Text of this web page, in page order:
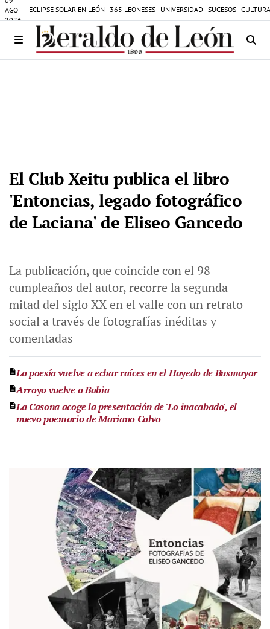
AGO
2026
ECLIPSE SOLAR EN LEÓN 365 LEONESES UNIVERSIDAD SUCESOS
El Club Xeitu publica el libro
'Entoncias, legado fotográfico
de Laciana' de Eliseo Gancedo
La publicación, que coincide con el 98
cumpleaños del autor, recorre la segunda
mitad del siglo XX en el valle con un retrato
social a través de fotografías inéditas y
comentadas
La poesía vuelve a echar raíces en el Hayedo de Busmayor
Arroyo vuelve a Babia
La Casona acoge la presentación de 'Lo inacabado', el
nuevo poemario de Mariano Calvo